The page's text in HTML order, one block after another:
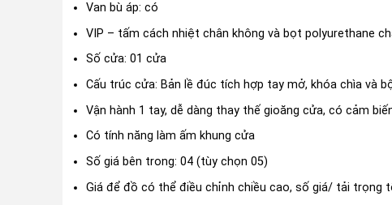
Van bù áp: có
VIP – tấm cách nhiệt chân không và bọt polyurethane
Số cửa: 01 cửa
Cấu trúc cửa: Bản lề đúc tích hợp tay mở, khóa chìa và
Vận hành 1 tay, dễ dàng thay thế gioăng cửa, có cảm
Có tính năng làm ấm khung cửa
Số giá bên trong: 04 (tùy chọn 05)
Giá để đồ có thể điều chỉnh chiều cao, số giá/ tải trọng